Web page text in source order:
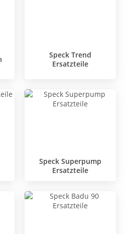
Speck Trend
Ersatzteile
Speck Superpump
Ersatzteile